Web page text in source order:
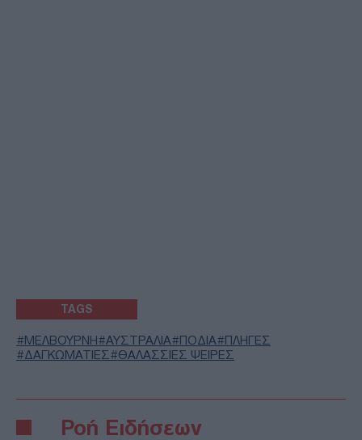
TAGS
ΜΕΛΒΟΥΡΝΗ ΑΥΣΤΡΑΛΙΑ ΠΟΔΙΑ
ΠΛΗΓΕΣ
ΔΑΓΚΩΜΑΤΙΕΣ
ΘΑΛΑΣΣΙΕΣ ΨΕΙΡΕΣ
Ροή Ειδήσεων